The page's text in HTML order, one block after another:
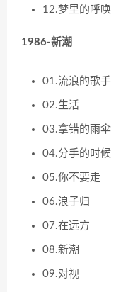
12.梦里的呼唤
1986-新潮
01.流浪的歌手
02.生活
03.拿错的雨伞
04.分手的时候
05.你不要走
06.浪子归
07.在远方
08.新潮
09.对视